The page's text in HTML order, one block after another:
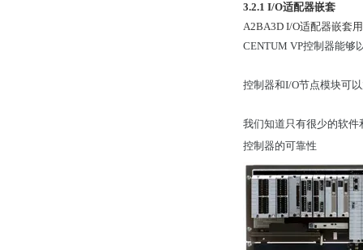
3.2.1 I/O适配器嵌套
A2BA3D I/O适配器嵌套
CENTUM VP控制器能够
控制器和I/O节点模块可
我们知道只有很少的软件
控制器的可靠性